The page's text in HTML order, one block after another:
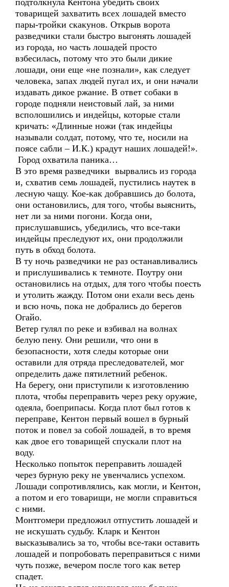
подтолкнула Кентона убедить своих
товарищей захватить всех лошадей вместо
пары-тройки скакунов. Открыв ворота
разведчики стали быстро выгонять лошадей
из города, но часть лошадей просто
взбесилась, потому что это были дикие
лошади, они еще «не познали», как следует
человека, запах людей пугал их, и они начали
издавать дикое ржание. В ответ собаки в
городе подняли неистовый лай, за ними
всполошились и индейцы, которые стали
кричать: «Длинные ножи (так индейцы
называли солдат, потому, что те, носили на
поясе сабли – И.К.) крадут наших лошадей!».
Город охватила паника…
В это время разведчики вырвались из города
и, схватив семь лошадей, пустились наутек в
лесную чащу. Кое-как добравшись до болота,
они остановились, для того, чтобы выяснить,
нет ли за ними погони. Когда они,
прислушавшись, убедились, что все-таки
индейцы преследуют их, они продолжили
путь в обход болота.
В ту ночь разведчики не раз останавливались
и прислушивались к темноте. Поутру они
остановились на отдых, для того чтобы поесть
и утолить жажду. Потом они ехали весь день
и всю ночь, пока не добрались до берегов
Огайо.
Ветер гулял по реке и взбивал на волнах
белую пену. Они решили, что они в
безопасности, хотя следы которые они
оставили для отряда преследователей, мог
определить даже пятилетний ребенок.
На берегу, они приступили к изготовлению
плота, чтобы переправить через реку оружие,
одеяла, боеприпасы. Когда плот был готов к
переправе, Кентон первый вошел в бурный
поток и повел за собой лошадей, в то время
как двое его товарищей спускали плот на
воду.
Несколько попыток переправить лошадей
через бурную реку не увенчались успехом.
Лошади сопротивлялись, как могли, и Кентон,
а потом и его товарищи, не могли справиться
с ними.
Монтгомери предложил отпустить лошадей и
не искушать судьбу. Кларк и Кентон
высказывались за то, чтобы все-таки оставить
лошадей и попробовать переправиться с ними
чуть позже, вечером после того как ветер
спадет.